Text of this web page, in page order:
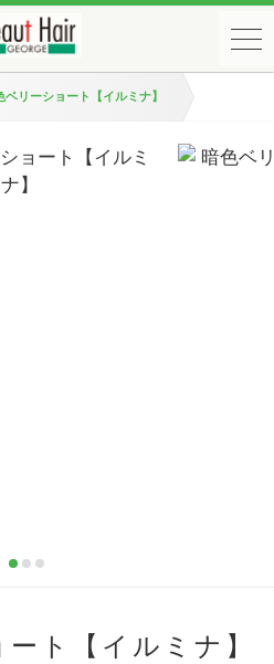
ベリーショート【イルミナ】
ト【イルミナ】